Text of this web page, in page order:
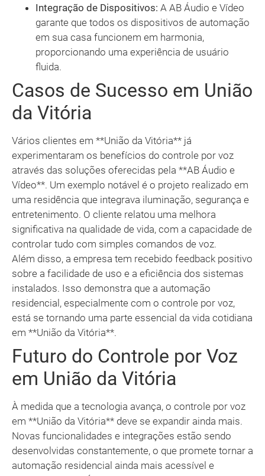
Integração de Dispositivos: A AB Áudio e Vídeo
garante que todos os dispositivos de automação
em sua casa funcionem em harmonia,
proporcionando uma experiência de usuário
fluida.
Casos de Sucesso em União
da Vitória
Vários clientes em **União da Vitória** já
experimentaram os benefícios do controle por voz
através das soluções oferecidas pela **AB Áudio e
Vídeo**. Um exemplo notável é o projeto realizado em
uma residência que integrava iluminação, segurança e
entretenimento. O cliente relatou uma melhora
significativa na qualidade de vida, com a capacidade de
controlar tudo com simples comandos de voz.
Além disso, a empresa tem recebido feedback positivo
sobre a facilidade de uso e a eficiência dos sistemas
instalados. Isso demonstra que a automação
residencial, especialmente com o controle por voz,
está se tornando uma parte essencial da vida cotidiana
em **União da Vitória**.
Futuro do Controle por Voz
em União da Vitória
À medida que a tecnologia avança, o controle por voz
em **União da Vitória** deve se expandir ainda mais.
Novas funcionalidades e integrações estão sendo
desenvolvidas constantemente, o que promete tornar a
automação residencial ainda mais acessível e